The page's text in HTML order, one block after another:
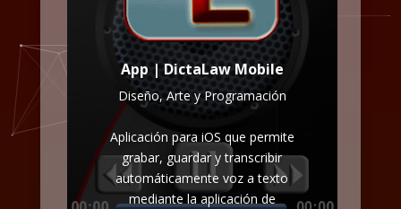
App | DictaLaw Mobile
Diseño, Arte y Programación
Aplicación para iOS que permite
grabar, guardar y transcribir
automáticamente voz a texto
mediante la aplicación de